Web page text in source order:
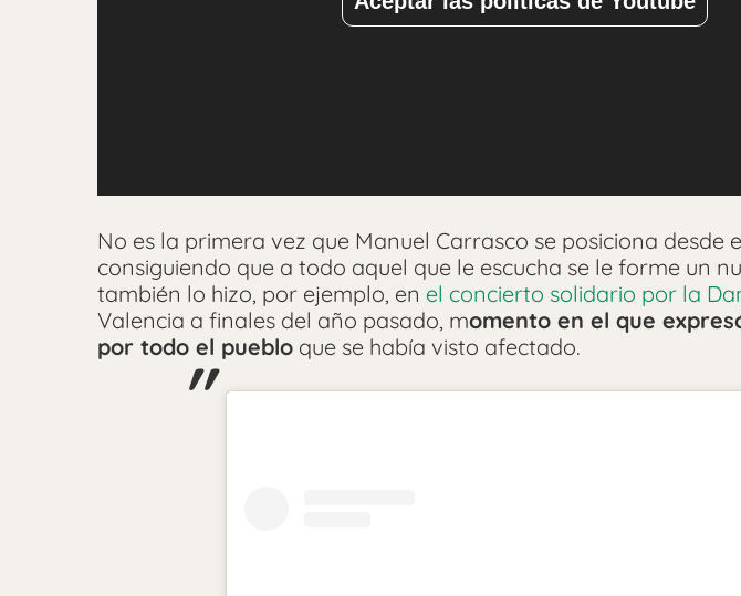
No es la primera vez que Manuel Carrasco se posiciona desde
consiguiendo que a todo aquel que le escucha se le forme un
también lo hizo, por ejemplo, en el concierto solidario por la
Valencia a finales del año pasado, momento en el que
por todo el pueblo que se había visto afectado.